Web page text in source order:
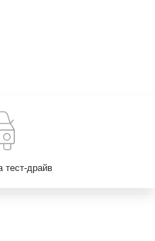
тест-драйв